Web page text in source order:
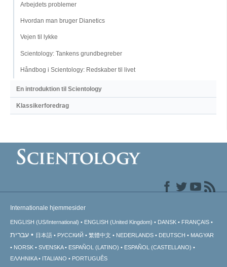
Arbejdets problemer
Hvordan man bruger Dianetics
Vejen til lykke
Scientology: Tankens grundbegreber
Håndbog i Scientology: Redskaber til livet
En introduktion til Scientology
Klassikerforedrag
Internationale hjemmesider
ENGLISH (US/International) ENGLISH (United Kingdom) DANSK FRANÇAIS
עברית 日本語 РУССКИЙ 繁體中文 NEDERLANDS DEUTSCH
MAGYAR
NORSK
SVENSKA ESPAÑOL (LATINO)
ESPAÑOL (CASTELLANO)
ΕΛΛΗΝΙΚA
ITALIANO PORTUGUÊS